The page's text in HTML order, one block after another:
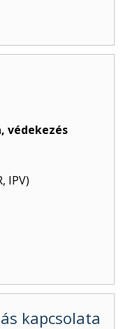
védekezés
IPV)
kapcsolata